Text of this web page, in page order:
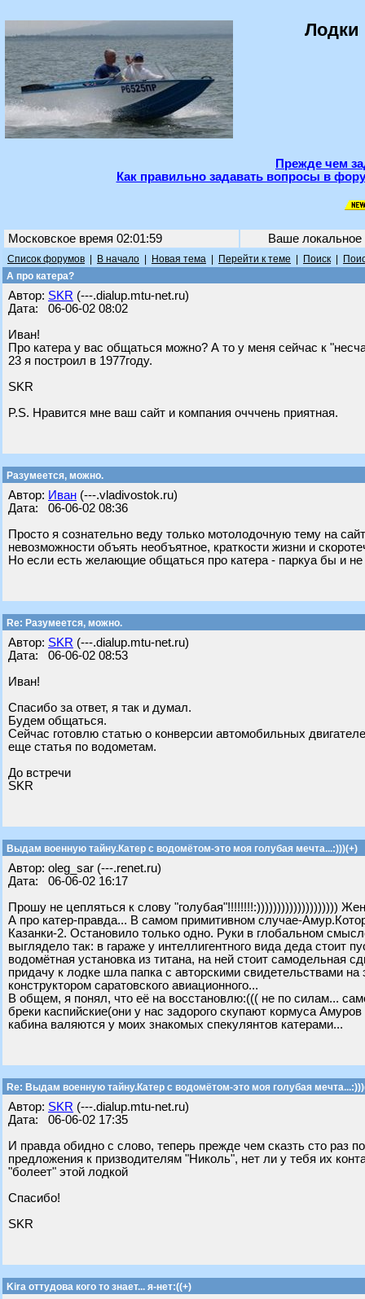
Лодки
Прежде чем
Как правильно задавать вопросы в
Московское время 02:01:59 Ваше
Список форумов В начало Новая тема Перейти к теме Поиск
А про катера?
Автор: SKR (---.dialup.mtu-net.ru)
Дата: 06-06-02 08:02
Иван!
Про катера у вас общаться можно? А то у меня сейчас к
23 я построил в 1977году.
SKR
P.S. Нравится мне ваш сайт и компания очччень приятная.
Разумеется, можно.
Автор: Иван (---.vladivostok.ru)
Дата: 06-06-02 08:36
Просто я сознательно веду только мотолодочную тему на
невозможности объять необъятное, краткости жизни и
Но если есть желающие общаться про катера - паркуа бы и не
Re: Разумеется, можно.
Автор: SKR (---.dialup.mtu-net.ru)
Дата: 06-06-02 08:53
Иван!
Спасибо за ответ, я так и думал.
Будем общаться.
Сейчас готовлю статью о конверсии автомобильных
еще статья по водометам.
До встречи
SKR
Выдам военную тайну.Катер с водомётом-это моя голубая мечта...:)))(+)
Автор: oleg_sar (---.renet.ru)
Дата: 06-06-02 16:17
Прошу не цепляться к слову "голубая"!!!!!!!!:))))))))))))))))))))
А про катер-правда... В самом примитивном случае-
Казанки-2. Остановило только одно. Руки в глобальном
выглядело так: в гараже у интеллигентного вида деда стоит
водомётная установка из титана, на ней стоит самодельная
придачу к лодке шла папка с авторскими свидетельствами
конструктором саратовского авиационного...
В общем, я понял, что её на восстановлю:((( не по силам...
бреки каспийские(они у нас задорого скупают кормуса
кабина валяются у моих знакомых спекулянтов катерами...
Re: Выдам военную тайну.Катер с водомётом-это моя голубая
Автор: SKR (---.dialup.mtu-net.ru)
Дата: 06-06-02 17:35
И правда обидно с слово, теперь прежде чем сказть сто раз
предложения к призводителям "Николь", нет ли у тебя их
"болеет" этой лодкой
Спасибо!
SKR
Kira оттудова кого то знает... я-нет:((+)